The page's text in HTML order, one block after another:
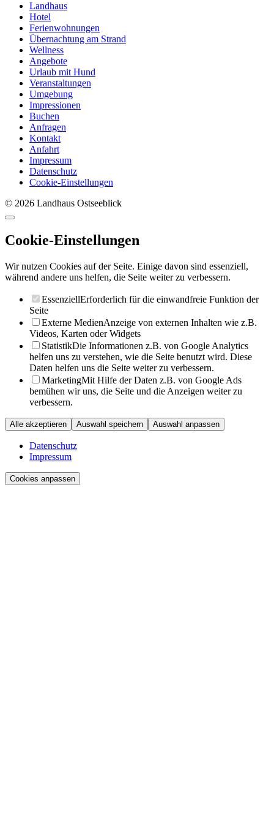
Landhaus
Hotel
Ferienwohnungen
Übernachtung am Strand
Wellness
Angebote
Urlaub mit Hund
Veranstaltungen
Umgebung
Impressionen
Buchen
Anfragen
Kontakt
Anfahrt
Impressum
Datenschutz
Cookie-Einstellungen
© 2026 Landhaus Ostseeblick
Cookie-Einstellungen
Wir nutzen Cookies auf der Seite. Einige davon sind essenziell,
während andere uns helfen, die Seite weiter zu verbessern.
EssenziellErforderlich für die einwandfreie Funktion der
Seite
Externe MedienAnzeige von externen Inhalten wie z.B.
Videos, Karten oder Widgets
StatistikDie Informationen z.B. von Google Analytics
helfen uns zu verstehen, wie die Seite benutzt wird. Diese
Daten helfen uns die Seite weiter zu verbessern.
MarketingMit Hilfe der Daten z.B. von Google Ads
bemühen wir uns, die Seite und die Anzeigen weiter zu
verbessern.
Alle akzeptieren Auswahl speichern Auswahl anpassen
Datenschutz
Impressum
Cookies anpassen